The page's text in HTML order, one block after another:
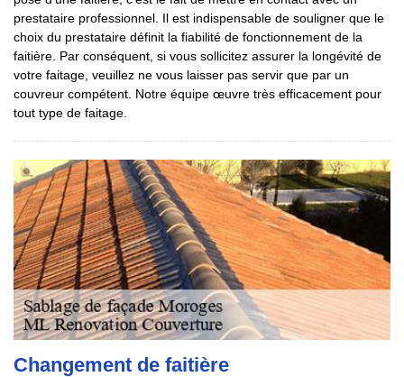
prestataire professionnel. Il est indispensable de souligner que le
choix du prestataire définit la fiabilité de fonctionnement de la
faitière. Par conséquent, si vous sollicitez assurer la longévité de
votre faitage, veuillez ne vous laisser pas servir que par un
couvreur compétent. Notre équipe œuvre très efficacement pour
tout type de faitage.
Changement de faitière